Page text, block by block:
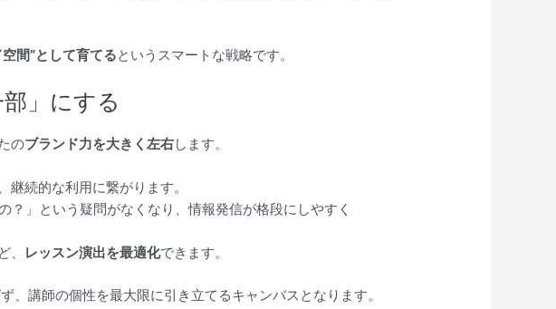
間”として育てるというスマートな戦略です。
」にする
のブランド力を大きく左右します。
続的な利用に繋がります。
？」という疑問がなくなり、情報発信が格段にしやすく
レッスン演出を最適化できます。
講師の個性を最大限に引き立てるキャンバスとなります。